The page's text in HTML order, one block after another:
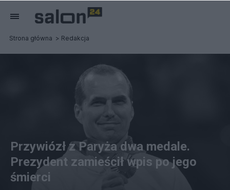
Strona główna Redakcja
Przywiózł z Paryża dwa medale.
Prezydent zamieścił wpis po jego
śmierci